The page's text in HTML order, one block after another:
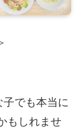
子でも本当に
もしれませ